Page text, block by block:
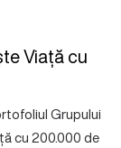
Viață cu
Grupului
cu 200.000 de